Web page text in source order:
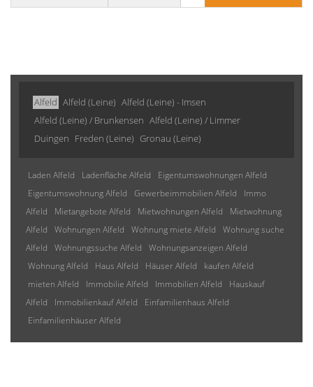
Alfeld Alfeld (Leine) Alfeld (Leine) - Imsen
Alfeld (Leine) / Brunkensen Alfeld (Leine) / Limmer
Duingen Freden (Leine) Gronau (Leine)
Laden Alfeld Ladenfläche Alfeld
Eigentumswohnungen Alfeld
Eigentumswohnung Alfeld
Gewerbeimmobilien Alfeld
Immo
Alfeld
Mietangebote Alfeld Mietwohnungen Alfeld
Mietwohnung
Alfeld
Wohnungen Alfeld Wohnung miete Alfeld
Wohnung suche
Alfeld
Wohnungssuche Alfeld
Wohnungsanzeigen Alfeld
Wohnung Alfeld
Haus Alfeld Häuser Alfeld
kaufen Alfeld
mieten Alfeld
Immobilie Alfeld Immobilien Alfeld
Hauskauf
Alfeld
Immobilienkauf Alfeld
Einfamilienhaus Alfeld
Einfamilienhäuser Alfeld